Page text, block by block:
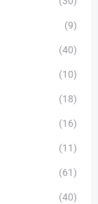
(9)
(40)
(10)
(18)
(16)
(11)
(61)
(40)